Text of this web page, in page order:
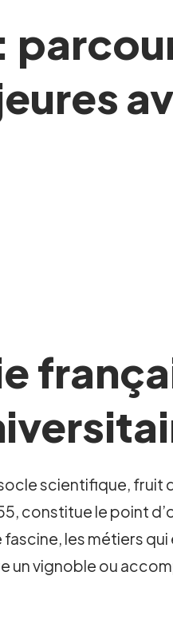
scientifique, fruit
constitue le point
les métiers
un vignoble ou